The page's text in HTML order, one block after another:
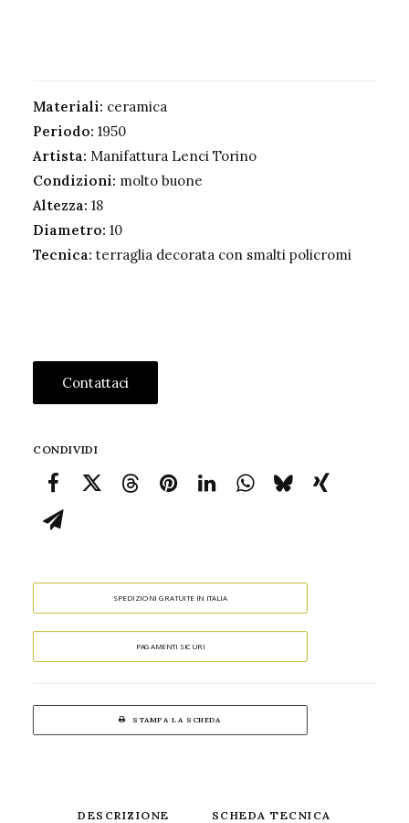
Materiali: ceramica
Periodo: 1950
Artista: Manifattura Lenci Torino
Condizioni: molto buone
Altezza: 18
Diametro: 10
Tecnica: terraglia decorata con smalti policromi
Contattaci
CONDIVIDI
SPEDIZIONI GRATUITE IN ITALIA
PAGAMENTI SICURI
STAMPA LA SCHEDA
DESCRIZIONE SCHEDA TECNICA